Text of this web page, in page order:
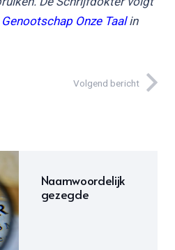
Genootschap Onze Taalin
Volgend bericht
Naamwoordelijk
gezegde